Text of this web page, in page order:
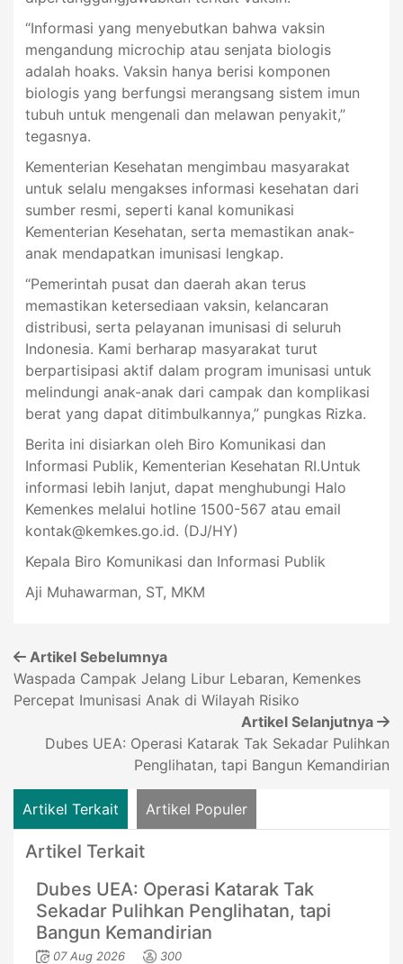
“Informasi yang menyebutkan bahwa vaksin
mengandung microchip atau senjata biologis
adalah hoaks. Vaksin hanya berisi komponen
biologis yang berfungsi merangsang sistem imun
tubuh untuk mengenali dan melawan penyakit,”
tegasnya.
Kementerian Kesehatan mengimbau masyarakat
untuk selalu mengakses informasi kesehatan dari
sumber resmi, seperti kanal komunikasi
Kementerian Kesehatan, serta memastikan anak-
anak mendapatkan imunisasi lengkap.
“Pemerintah pusat dan daerah akan terus
memastikan ketersediaan vaksin, kelancaran
distribusi, serta pelayanan imunisasi di seluruh
Indonesia. Kami berharap masyarakat turut
berpartisipasi aktif dalam program imunisasi untuk
melindungi anak-anak dari campak dan komplikasi
berat yang dapat ditimbulkannya,” pungkas Rizka.
Berita ini disiarkan oleh Biro Komunikasi dan
Informasi Publik, Kementerian Kesehatan RI.Untuk
informasi lebih lanjut, dapat menghubungi Halo
Kemenkes melalui hotline 1500-567 atau email
kontak@kemkes.go.id. (DJ/HY)
Kepala Biro Komunikasi dan Informasi Publik
Aji Muhawarman, ST, MKM
Artikel Sebelumnya
Waspada Campak Jelang Libur Lebaran, Kemenkes
Percepat Imunisasi Anak di Wilayah Risiko
Artikel Selanjutnya
Dubes UEA: Operasi Katarak Tak Sekadar Pulihkan
Penglihatan, tapi Bangun Kemandirian
Artikel Terkait Artikel Populer
Artikel Terkait
Dubes UEA: Operasi Katarak Tak
Sekadar Pulihkan Penglihatan, tapi
Bangun Kemandirian
07 Aug 2026 300